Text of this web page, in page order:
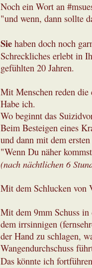
Noch ein Wort an
"und wenn, dann sollte
Sie haben doch noch
Schreckliches erlebt in
gefühlten 20 Jahren.
Mit Menschen reden die
Habe ich.
Wo beginnt das
Beim Besteigen eines
und dann mit dem
"Wenn Du näher
(nach nächtlichen 6
Mit dem Schlucken von
Mit dem 9mm Schuss in
dem irrsinnigen
der Hand zu schlagen,
Wangendurchschuss
Das könnte ich